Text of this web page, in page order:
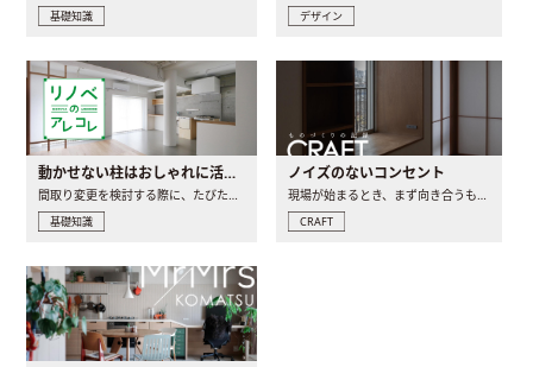
基礎知識 デザイン
動かせない柱はおしゃれに活用！柱を魅せるリノベーション(リノベ)4選
間取り変更を検討する際に、たびたび皆さんの頭を悩ませる動か..
基礎知識
ノイズのないコンセント
現場が始まるとき、まず向き合うものの一つがコンセントです..
CRAFT